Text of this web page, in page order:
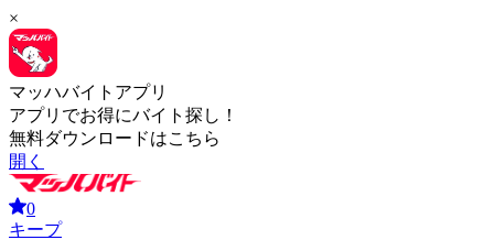
×
マッハバイトアプリ
アプリでお得にバイト探し！
無料ダウンロードはこちら
開く
0
キープ